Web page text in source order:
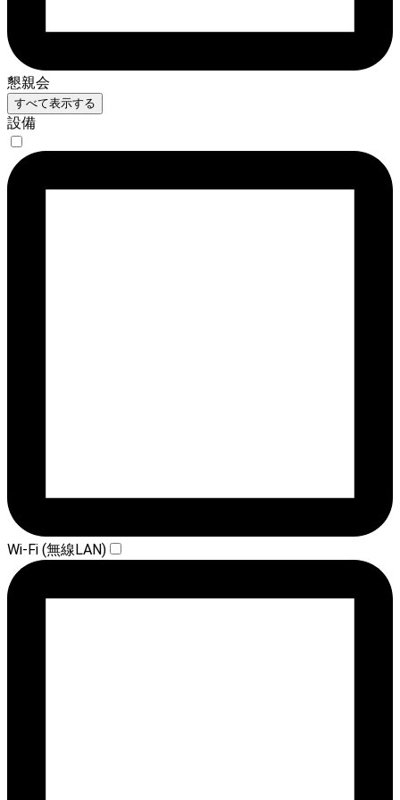
懇親会
すべて表示する
設備
Wi-Fi (無線LAN)